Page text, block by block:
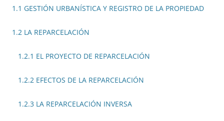
1.1 GESTIÓN URBANÍSTICA Y REGISTRO DE LA PROPIEDAD
1.2 LA REPARCELACIÓN
1.2.1 EL PROYECTO DE REPARCELACIÓN
1.2.2 EFECTOS DE LA REPARCELACIÓN
1.2.3 LA REPARCELACIÓN INVERSA